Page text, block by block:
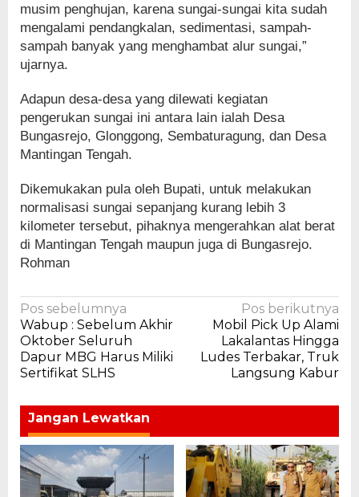
musim penghujan, karena sungai-sungai kita sudah
mengalami pendangkalan, sedimentasi, sampah-
sampah banyak yang menghambat alur sungai,”
ujarnya.
Adapun desa-desa yang dilewati kegiatan
pengerukan sungai ini antara lain ialah Desa
Bungasrejo, Glonggong, Sembaturagung, dan Desa
Mantingan Tengah.
Dikemukakan pula oleh Bupati, untuk melakukan
normalisasi sungai sepanjang kurang lebih 3
kilometer tersebut, pihaknya mengerahkan alat berat
di Mantingan Tengah maupun juga di Bungasrejo.
Rohman
Navigasi
pos
Pos sebelumnya
Wabup : Sebelum Akhir
Oktober Seluruh
Dapur MBG Harus Miliki
Sertifikat SLHS
Pos berikutnya
Mobil Pick Up Alami
Lakalantas Hingga
Ludes Terbakar, Truk
Langsung Kabur
Jangan Lewatkan